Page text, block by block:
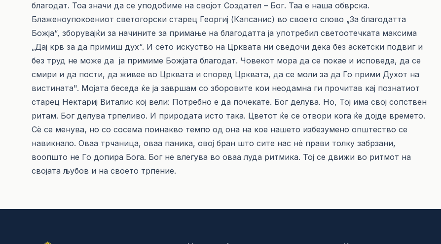
благодат. Тоа значи да се уподобиме на својот Создател – Бог. Таа е наша обврска.
Блаженоупокоениот светогорски старец Георгиј (Капсанис) во своето слово „За благодатта
Божја“, зборувајќи за начините за примање на благодатта ја употребил светоотечката максима
„Дај крв за да примиш дух“. И сето искуство на Црквата ни сведочи дека без аскетски подвиг и
без труд не може да ја примиме Божјата благодат. Човекот мора да се покае и исповеда, да се
смири и да пости, да живее во Црквата и според Црквата, да се моли за да Го прими Духот на
вистината". Мојата беседа ќе ја завршам со зборовите кои неодамна ги прочитав кај познатиот
старец Нектариј Виталис кој вели: Потребно е да почекате. Бог делува. Но, Тој има свој сопствен
ритам. Бог делува трпеливо. И природата исто така. Цветот ќе се отвори кога ќе дојде времето.
Сѐ се менува, но со сосема поинакво темпо од она на кое нашето избезумено општество се
навикнало. Оваа трчаница, оваа паника, овој бран што сите нас нѐ прави толку забрзани,
воопшто не Го допира Бога. Бог не влегува во оваа луда ритмика. Тој се движи во ритмот на
својата љубов и на своето трпение.